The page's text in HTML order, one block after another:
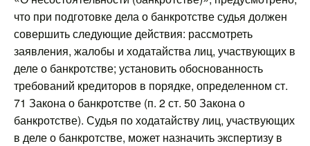
что при подготовке дела о банкротстве судья должен
совершить следующие действия: рассмотреть
заявления, жалобы и ходатайства лиц, участвующих в
деле о банкротстве; установить обоснованность
требований кредиторов в порядке, определенном ст.
71 Закона о банкротстве (п. 2 ст. 50 Закона о
банкротстве). Судья по ходатайству лиц, участвующих
в деле о банкротстве, может назначить экспертизу в